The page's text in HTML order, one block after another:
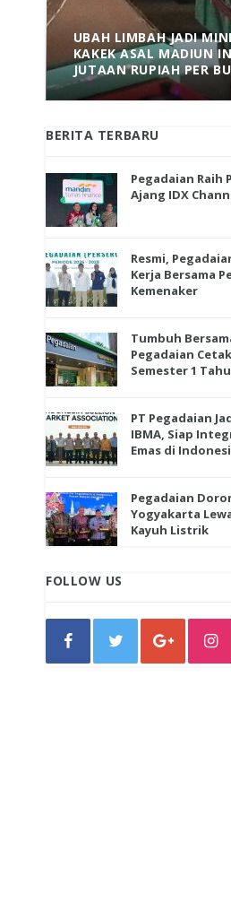
UBAH LIMBAH JADI
KAKEK ASAL MADIUN
JUTAAN RUPIAH PER
BERITA TERBARU
Pegadaian Raih
Ajang IDX
Resmi,
Kerja Bersama
Kemenaker
Tumbuh
Pegadaian
Semester 1
PT Pegadaian
IBMA, Siap
Emas di
Pegadaian
Yogyakarta
Kayuh Listrik
FOLLOW US